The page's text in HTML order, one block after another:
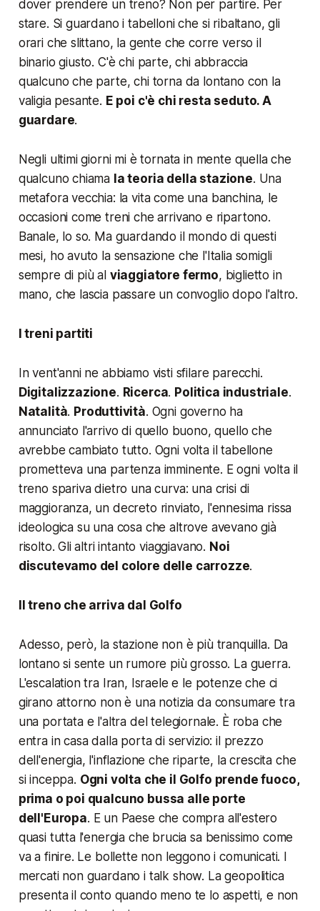
dover prendere un treno? Non per partire. Per
stare. Si guardano i tabelloni che si ribaltano, gli
orari che slittano, la gente che corre verso il
binario giusto. C'è chi parte, chi abbraccia
qualcuno che parte, chi torna da lontano con la
valigia pesante. E poi c'è chi resta seduto. A
guardare.
Negli ultimi giorni mi è tornata in mente quella che
qualcuno chiama la teoria della stazione. Una
metafora vecchia: la vita come una banchina, le
occasioni come treni che arrivano e ripartono.
Banale, lo so. Ma guardando il mondo di questi
mesi, ho avuto la sensazione che l'Italia somigli
sempre di più al viaggiatore fermo, biglietto in
mano, che lascia passare un convoglio dopo l'altro.
I treni partiti
In vent'anni ne abbiamo visti sfilare parecchi.
Digitalizzazione. Ricerca. Politica industriale.
Natalità. Produttività. Ogni governo ha
annunciato l'arrivo di quello buono, quello che
avrebbe cambiato tutto. Ogni volta il tabellone
prometteva una partenza imminente. E ogni volta il
treno spariva dietro una curva: una crisi di
maggioranza, un decreto rinviato, l'ennesima rissa
ideologica su una cosa che altrove avevano già
risolto. Gli altri intanto viaggiavano. Noi
discutevamo del colore delle carrozze.
Il treno che arriva dal Golfo
Adesso, però, la stazione non è più tranquilla. Da
lontano si sente un rumore più grosso. La guerra.
L'escalation tra Iran, Israele e le potenze che ci
girano attorno non è una notizia da consumare tra
una portata e l'altra del telegiornale. È roba che
entra in casa dalla porta di servizio: il prezzo
dell'energia, l'inflazione che riparte, la crescita che
si inceppa. Ogni volta che il Golfo prende fuoco,
prima o poi qualcuno bussa alle porte
dell'Europa. E un Paese che compra all'estero
quasi tutta l'energia che brucia sa benissimo come
va a finire. Le bollette non leggono i comunicati. I
mercati non guardano i talk show. La geopolitica
presenta il conto quando meno te lo aspetti, e non